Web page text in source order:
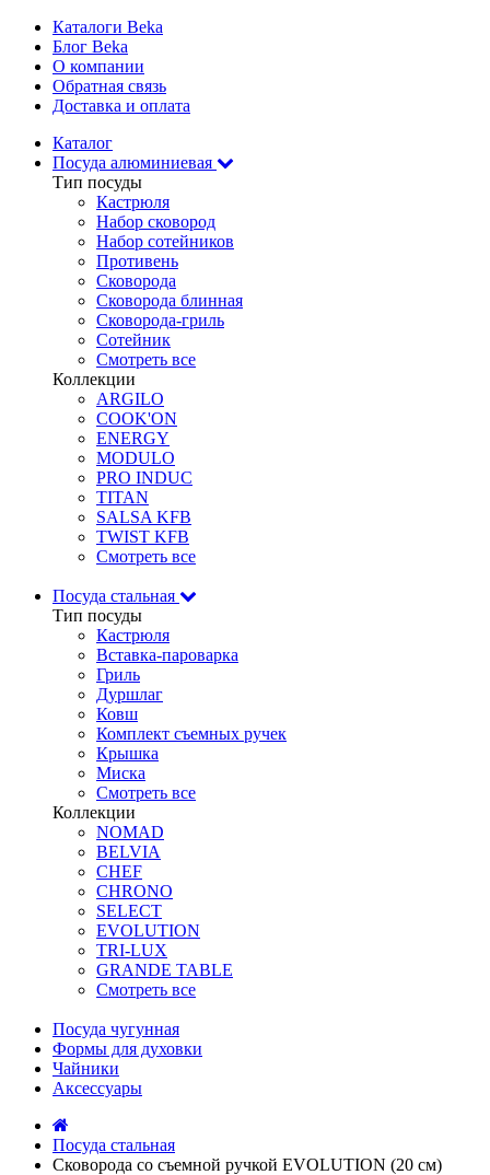
Каталоги Beka
Блог Beka
О компании
Обратная связь
Доставка и оплата
Каталог
Посуда алюминиевая
Тип посуды
Кастрюля
Набор сковород
Набор сотейников
Противень
Сковорода
Сковорода блинная
Сковорода-гриль
Сотейник
Смотреть все
Коллекции
ARGILO
COOK'ON
ENERGY
MODULO
PRO INDUC
TITAN
SALSA KFB
TWIST KFB
Смотреть все
Посуда стальная
Тип посуды
Кастрюля
Вставка-пароварка
Гриль
Дуршлаг
Ковш
Комплект съемных ручек
Крышка
Миска
Смотреть все
Коллекции
NOMAD
BELVIA
CHEF
CHRONO
SELECT
EVOLUTION
TRI-LUX
GRANDE TABLE
Смотреть все
Посуда чугунная
Формы для духовки
Чайники
Аксессуары
Посуда стальная
Сковорода со съемной ручкой EVOLUTION (20 см)